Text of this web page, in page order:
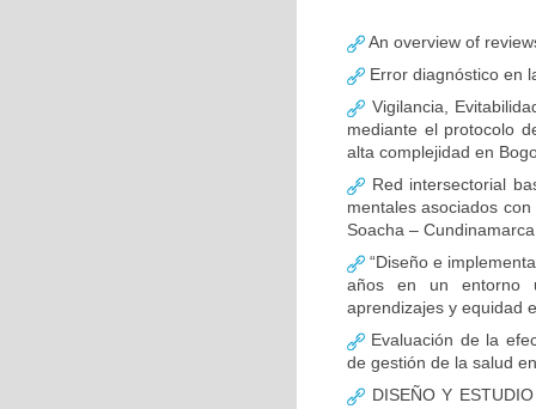
An overview of
Error diagnóstico en
Vigilancia,
mediante el protocolo
alta complejidad en
Red intersectorial
mentales asociados
Soacha –
“Diseño e
años en un entorno
aprendizajes y equidad
Evaluación de la
de gestión de la salud
DISEÑO Y